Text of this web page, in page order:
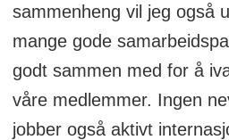
sammenheng vil jeg også
mange gode
godt sammen med for å
våre medlemmer. Ingen
jobber også aktivt